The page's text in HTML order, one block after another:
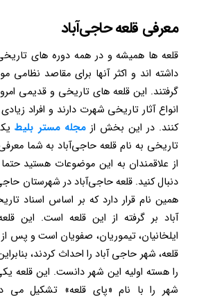
معرفی قلعه حاجی‌آباد
قلعه ها همیشه و در همه دوره های
داشته اند و اکثر آنها برای مقاصد نظامی
گرفتند. این قلعه های تاریخی و قدیمی
انواع آثار تاریخی شهرت دارند و افراد زیادی
کنند. در این بخش ازمجله مستر بلیط
تاریخی به نام قلعه حاجی‌آباد به شما
از علاقمندان به این موضوعات هستید
دنبال کنید. قلعه حاجی‌آباد در شهرستان
همین نام قرار دارد که بر اساس اسناد
آباد بر گرفته از این قلعه است. این
ایلخانیان، تیموریان، صفویان است و پس
قلعه، شهر حاجی آباد را احداث کردند،
را هسته اولیه این شهر دانست. این قلعه
شهر را با نام «پای قلعه» تشکیل می